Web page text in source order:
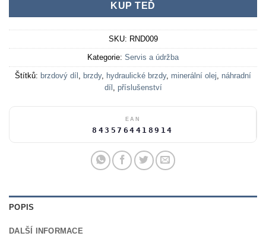
KUP TEĎ
SKU: RND009
Kategorie: Servis a údržba
Štítků: brzdový díl , brzdy, hydraulické brzdy, minerální olej, náhradní
díl , příslušenství
EAN
8435764418914
POPIS
DALŠÍ INFORMACE